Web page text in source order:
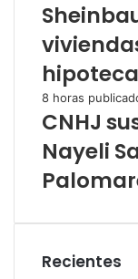
8 horas
CNHJ
Nayeli
Recientes